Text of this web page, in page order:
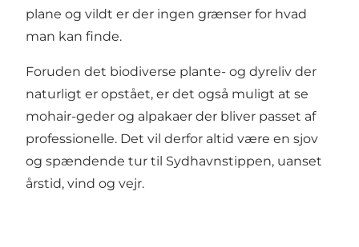
plane og vildt er der ingen grænser for hvad
man kan finde.
Foruden det biodiverse plante- og dyreliv der
naturligt er opstået, er det også muligt at se
mohair-geder og alpakaer der bliver passet af
professionelle. Det vil derfor altid være en sjov
og spændende tur til Sydhavnstippen, uanset
årstid, vind og vejr.